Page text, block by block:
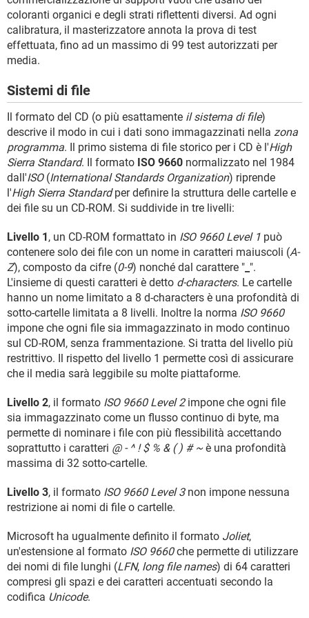
coloranti organici e degli strati riflettenti diversi. Ad ogni
calibratura, il masterizzatore annota la prova di test
effettuata, fino ad un massimo di 99 test autorizzati per
media.
Sistemi di file
Il formato del CD (o più esattamente il sistema di file)
descrive il modo in cui i dati sono immagazzinati nella zona
programma. Il primo sistema di file storico per i CD è l'High
Sierra Standard. Il formato ISO 9660 normalizzato nel 1984
dall'ISO(International Standards Organization) riprende
l'High Sierra Standardper definire la struttura delle cartelle e
dei file su un CD-ROM. Si suddivide in tre livelli:
Livello 1 , un CD-ROM formattato in ISO 9660 Level 1 può
contenere solo dei file con un nome in caratteri maiuscoli (A-
Z), composto da cifre (0-9) nonché dal carattere " ".
L'insieme di questi caratteri è detto d-characters. Le cartelle
hanno un nome limitato a 8 d-characters è una profondità di
sotto-cartelle limitata a 8 livelli. Inoltre la norma ISO 9660
impone che ogni file sia immagazzinato in modo continuo
sul CD-ROM, senza frammentazione. Si tratta del livello più
restrittivo. Il rispetto del livello 1 permette così di assicurare
che il media sarà leggibile su molte piattaforme.
Livello 2, il formato ISO 9660 Level 2impone che ogni file
sia immagazzinato come un flusso continuo di byte, ma
permette di nominare i file con più flessibilità accettando
soprattutto i caratteri @ - ^ ! $ % & ( ) # ~è una profondità
massima di 32 sotto-cartelle.
Livello 3, il formato ISO 9660 Level 3non impone nessuna
restrizione ai nomi di file o cartelle.
Microsoft ha ugualmente definito il formato Joliet,
un'estensione al formato ISO 9660che permette di utilizzare
dei nomi di file lunghi (LFN, long file names) di 64 caratteri
compresi gli spazi e dei caratteri accentuati secondo la
codifica Unicode.